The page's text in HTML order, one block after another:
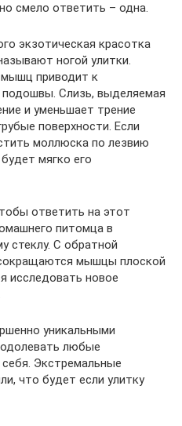
смело ответить – одна.
экзотическая красотка
ногой улитки.
приводит к
Слизь, выделяемая
и уменьшает трение
поверхности. Если
моллюска по лезвию
мягко его
ответить на этот
питомца в
стеклу. С обратной
мышцы плоской
исследовать новое
уникальными
любые
Экстремальные
что будет если улитку